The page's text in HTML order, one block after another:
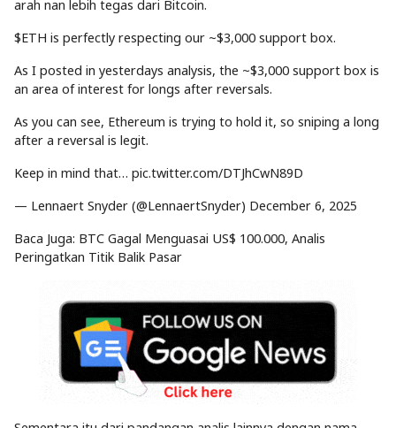
arah nan lebih tegas dari Bitcoin.
$ETH is perfectly respecting our ~$3,000 support box.
As I posted in yesterdays analysis, the ~$3,000 support box is
an area of interest for longs after reversals.
As you can see, Ethereum is trying to hold it, so sniping a long
after a reversal is legit.
Keep in mind that… pic.twitter.com/DTJhCwN89D
— Lennaert Snyder (@LennaertSnyder) December 6, 2025
Baca Juga: BTC Gagal Menguasai US$ 100.000, Analis
Peringatkan Titik Balik Pasar